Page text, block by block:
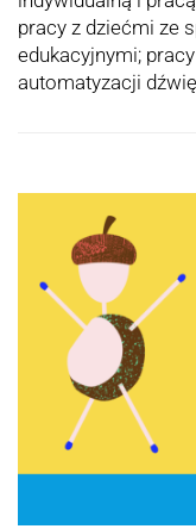
pracy z dziećmi ze
edukacyjnymi;
automatyzacji